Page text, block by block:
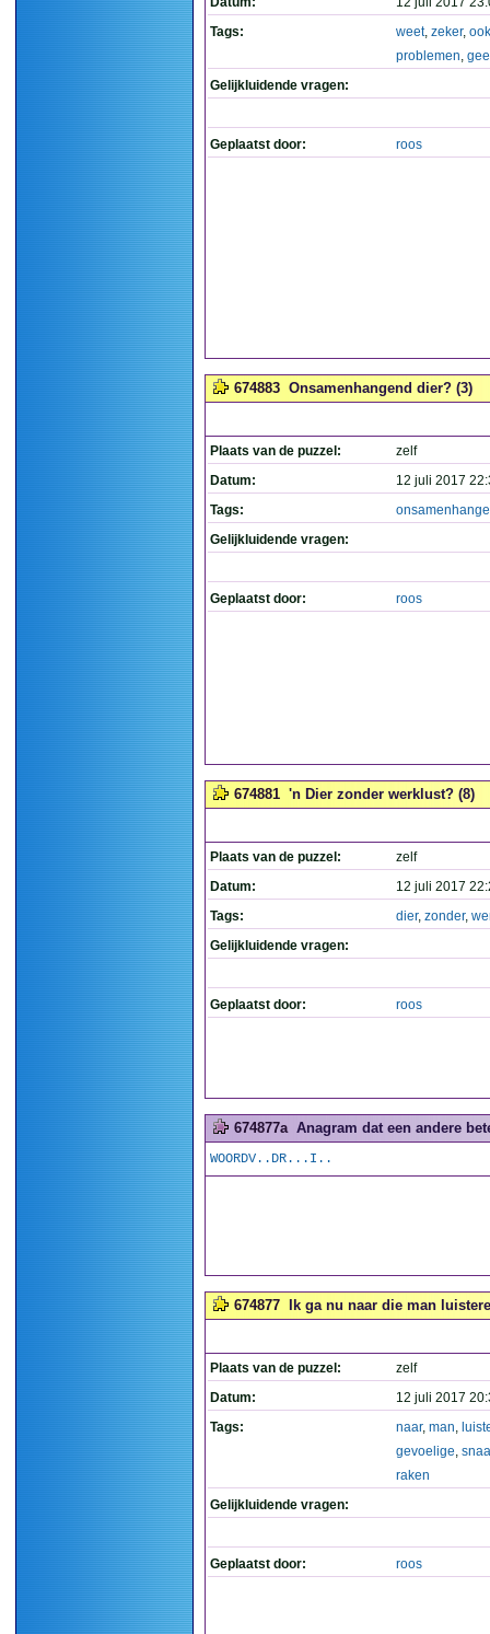
Tags:
weet, zeker, ook
problemen,
Gelijkluidende vragen:
Geplaatst door: roos
674883 Onsamenhangend dier? (3)
Plaats van de puzzel:
zelf
Datum:
12 juli 2017
Tags:
Gelijkluidende vragen:
Geplaatst door: roos
674881 'n Dier zonder werklust? (8)
Plaats van de puzzel:
zelf
Datum:
12 juli 2017
Tags:
dier, zonder,
Gelijkluidende vragen:
Geplaatst door: roos
674877a Anagram dat een andere
WOORDV..DR...I..
674877 Ik ga nu naar die man
Plaats van de puzzel:
zelf
Datum:
12 juli 2017
Tags:
naar, man,
gevoelige,
raken
Gelijkluidende vragen:
Geplaatst door: roos